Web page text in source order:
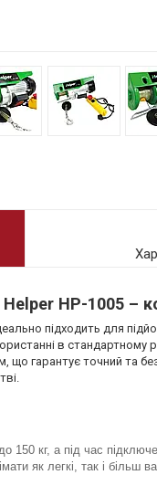
HP-1005
підходить для
в стандартному
що гарантує точний та
150 кг, а під час
як легкі, так і більш